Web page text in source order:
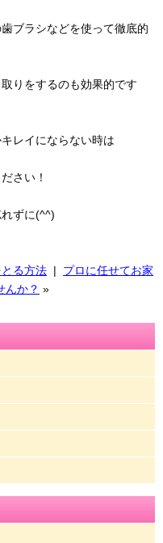
ブラシなどを使って徹底的
りをするのも効果的です
レイにならない時は
さい！
ずに(^^)
る方法 | プロに任せてお家
んか？ »